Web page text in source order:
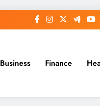
Business Finance